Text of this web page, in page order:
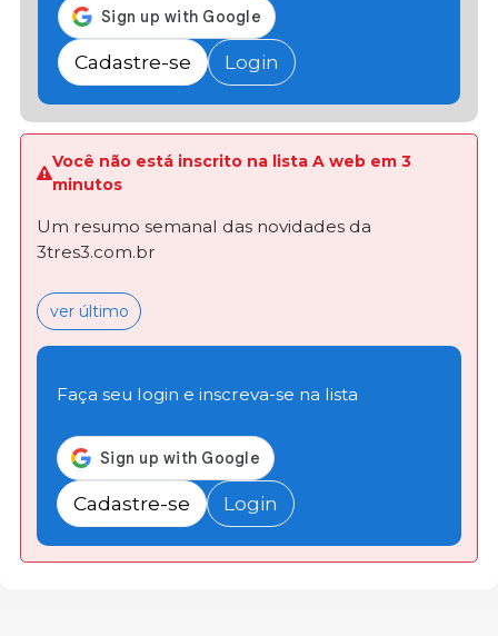
Cadastre-se Login
Você não está inscrito na lista A web em 3
minutos
Um resumo semanal das novidades da
3tres3.com.br
ver último
Faça seu login e inscreva-se na lista
Cadastre-se Login